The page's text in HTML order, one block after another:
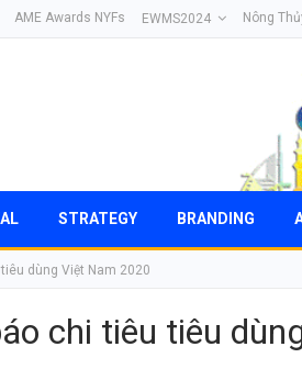
AME Awards NYFs EWMS2024 Nông
STRATEGY BRANDING
dùng Việt Nam 2020
chi tiêu tiêu